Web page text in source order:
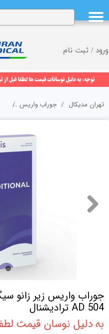
ورود / ثبت نام
حساب کاربری من
تغییر گذر واژه
خروج از حساب کاربری
تهران مدیکال جوراب واریس
AD 504 ترادیشنال
به دلیل نوسان قیمت